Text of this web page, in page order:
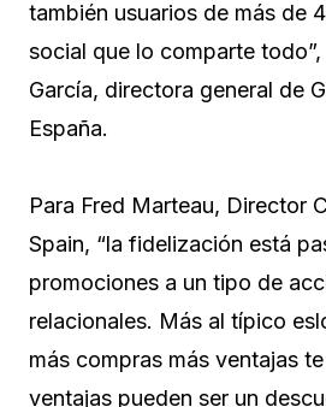
también usuarios de más de
social que lo comparte
García, directora general de
España.
Para Fred Marteau, Director
Spain, “la fidelización está
promociones a un tipo de
relacionales. Más al típico
más compras más ventajas
ventajas pueden ser un